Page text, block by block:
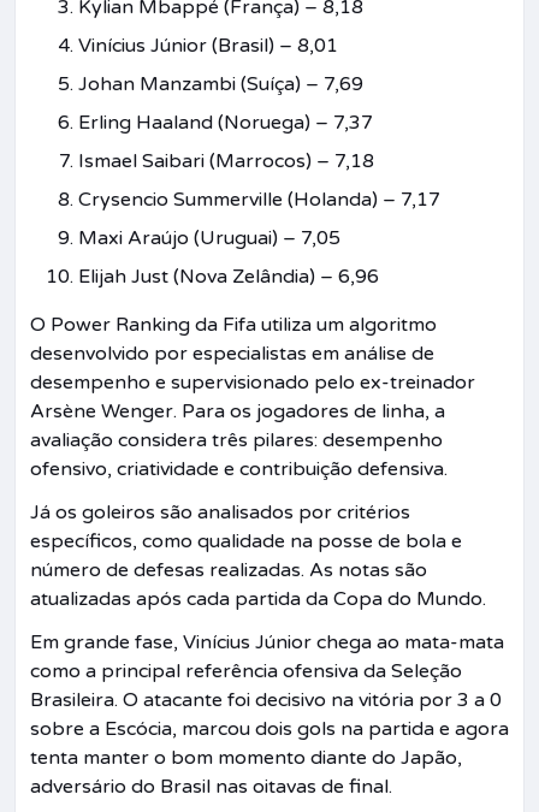
Kylian Mbappé (França) – 8,18
Vinícius Júnior (Brasil) – 8,01
Johan Manzambi (Suíça) – 7,69
Erling Haaland (Noruega) – 7,37
Ismael Saibari (Marrocos) – 7,18
Crysencio Summerville (Holanda) – 7,17
Maxi Araújo (Uruguai) – 7,05
Elijah Just (Nova Zelândia) – 6,96
O Power Ranking da Fifa utiliza um algoritmo
desenvolvido por especialistas em análise de
desempenho e supervisionado pelo ex-treinador
Arsène Wenger. Para os jogadores de linha, a
avaliação considera três pilares: desempenho
ofensivo, criatividade e contribuição defensiva.
Já os goleiros são analisados por critérios
específicos, como qualidade na posse de bola e
número de defesas realizadas. As notas são
atualizadas após cada partida da Copa do Mundo.
Em grande fase, Vinícius Júnior chega ao mata-mata
como a principal referência ofensiva da Seleção
Brasileira. O atacante foi decisivo na vitória por 3 a 0
sobre a Escócia, marcou dois gols na partida e agora
tenta manter o bom momento diante do Japão,
adversário do Brasil nas oitavas de final.